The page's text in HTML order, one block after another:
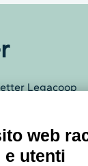
Legacoop
web
utenti